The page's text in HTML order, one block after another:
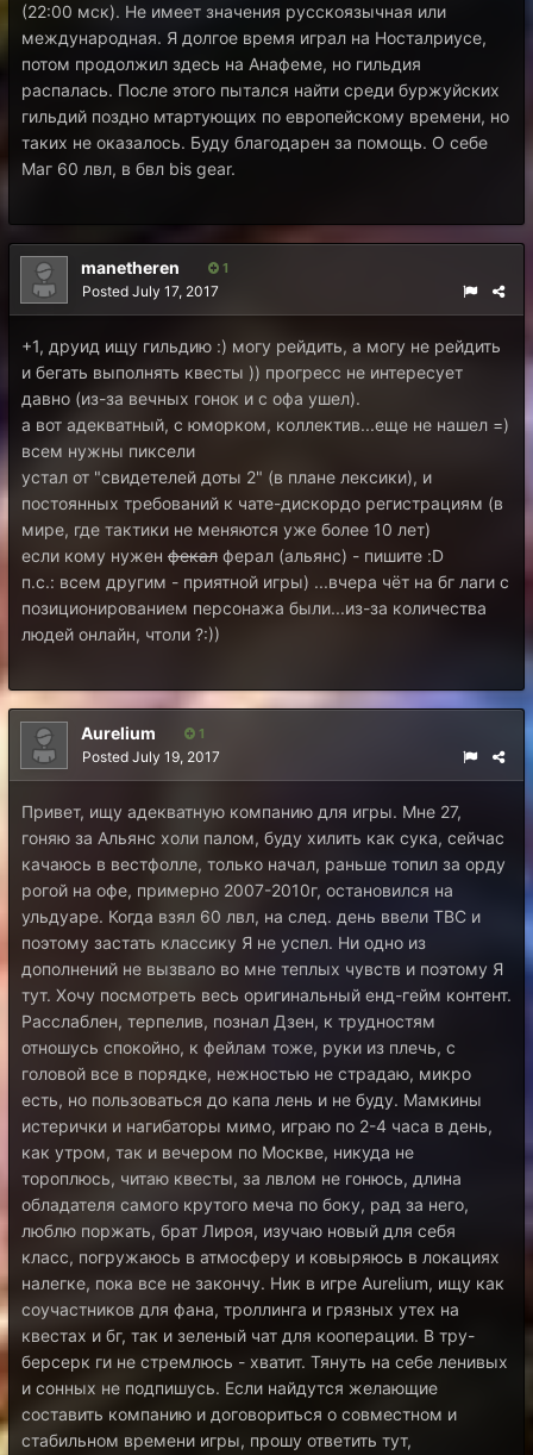
(22:00 мск). Не имеет значения русскоязычная или
международная. Я долгое время играл на Носталриусе,
потом продолжил здесь на Анафеме, но гильдия
распалась. После этого пытался найти среди буржуйских
гильдий поздно мтартующих по европейскому времени, но
таких не оказалось. Буду благодарен за помощь. О себе
Маг 60 лвл, в бвл bis gear.
manetheren 1
Posted July 17, 2017
+1, друид ищу гильдию :) могу рейдить, а могу не рейдить
и бегать выполнять квесты )) прогресс не интересует
давно (из-за вечных гонок и с офа ушел).
а вот адекватный, с юморком, коллектив...еще не нашел =)
всем нужны пиксели
устал от "свидетелей доты 2" (в плане лексики), и
постоянных требований к чате-дискордо регистрациям (в
мире, где тактики не меняются уже более 10 лет)
если кому нужен фекал ферал (альянс) - пишите :D
п.с.: всем другим - приятной игры) ...вчера чёт на бг лаги с
позиционированием персонажа были...из-за количества
людей онлайн, чтоли ?:))
Aurelium 1
Posted July 19, 2017
Привет, ищу адекватную компанию для игры. Мне 27,
гоняю за Альянс холи палом, буду хилить как сука, сейчас
качаюсь в вестфолле, только начал, раньше топил за орду
рогой на офе, примерно 2007-2010г, остановился на
ульдуаре. Когда взял 60 лвл, на след. день ввели TBC и
поэтому застать классику Я не успел. Ни одно из
дополнений не вызвало во мне теплых чувств и поэтому Я
тут. Хочу посмотреть весь оригинальный енд-гейм контент.
Расслаблен, терпелив, познал Дзен, к трудностям
отношусь спокойно, к фейлам тоже, руки из плечь, с
головой все в порядке, нежностью не страдаю, микро
есть, но пользоваться до капа лень и не буду. Мамкины
истерички и нагибаторы мимо, играю по 2-4 часа в день,
как утром, так и вечером по Москве, никуда не
тороплюсь, читаю квесты, за лвлом не гонюсь, длина
обладателя самого крутого меча по боку, рад за него,
люблю поржать, брат Лироя, изучаю новый для себя
класс, погружаюсь в атмосферу и ковыряюсь в локациях
налегке, пока все не закончу. Ник в игре Aurelium, ищу как
соучастников для фана, троллинга и грязных утех на
квестах и бг, так и зеленый чат для кооперации. В тру-
берсерк ги не стремлюсь - хватит. Тянуть на себе ленивых
и сонных не подпишусь. Если найдутся желающие
составить компанию и договориться о совместном и
стабильном времени игры, прошу ответить тут,